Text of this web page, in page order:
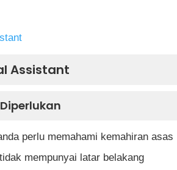
Assistant
perlu memahami kemahiran asas
mempunyai latar belakang